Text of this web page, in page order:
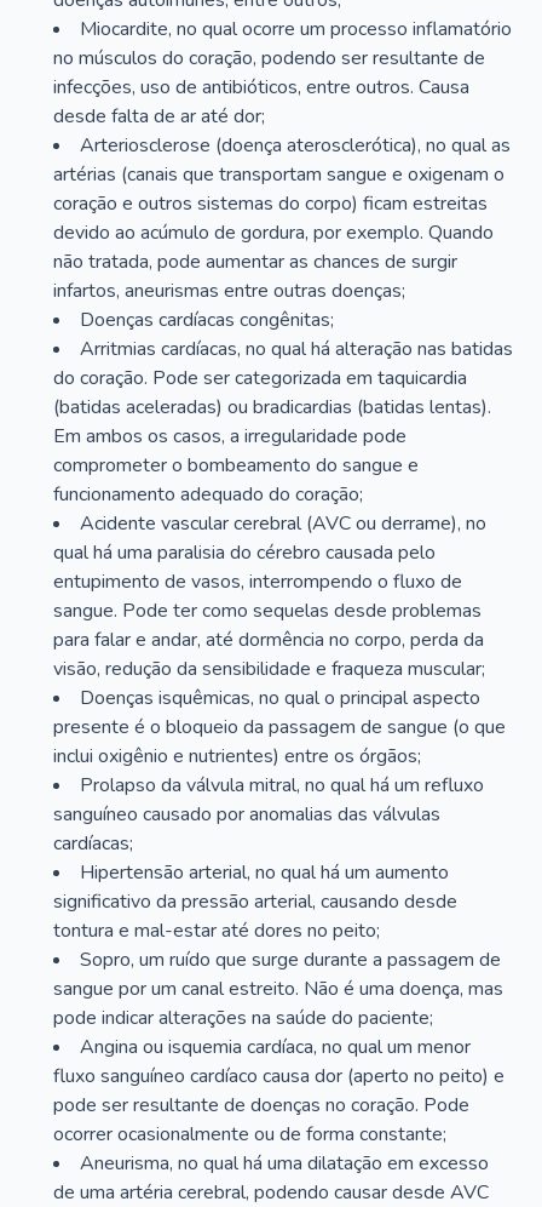
Miocardite, no qual ocorre um processo inflamatório
no músculos do coração, podendo ser resultante de
infecções, uso de antibióticos, entre outros. Causa
desde falta de ar até dor;
Arteriosclerose (doença aterosclerótica), no qual as
artérias (canais que transportam sangue e oxigenam o
coração e outros sistemas do corpo) ficam estreitas
devido ao acúmulo de gordura, por exemplo. Quando
não tratada, pode aumentar as chances de surgir
infartos, aneurismas entre outras doenças;
Doenças cardíacas congênitas;
Arritmias cardíacas, no qual há alteração nas batidas
do coração. Pode ser categorizada em taquicardia
(batidas aceleradas) ou bradicardias (batidas lentas).
Em ambos os casos, a irregularidade pode
comprometer o bombeamento do sangue e
funcionamento adequado do coração;
Acidente vascular cerebral (AVC ou derrame), no
qual há uma paralisia do cérebro causada pelo
entupimento de vasos, interrompendo o fluxo de
sangue. Pode ter como sequelas desde problemas
para falar e andar, até dormência no corpo, perda da
visão, redução da sensibilidade e fraqueza muscular;
Doenças isquêmicas, no qual o principal aspecto
presente é o bloqueio da passagem de sangue (o que
inclui oxigênio e nutrientes) entre os órgãos;
Prolapso da válvula mitral, no qual há um refluxo
sanguíneo causado por anomalias das válvulas
cardíacas;
Hipertensão arterial, no qual há um aumento
significativo da pressão arterial, causando desde
tontura e mal-estar até dores no peito;
Sopro, um ruído que surge durante a passagem de
sangue por um canal estreito. Não é uma doença, mas
pode indicar alterações na saúde do paciente;
Angina ou isquemia cardíaca, no qual um menor
fluxo sanguíneo cardíaco causa dor (aperto no peito) e
pode ser resultante de doenças no coração. Pode
ocorrer ocasionalmente ou de forma constante;
Aneurisma, no qual há uma dilatação em excesso
de uma artéria cerebral, podendo causar desde AVC